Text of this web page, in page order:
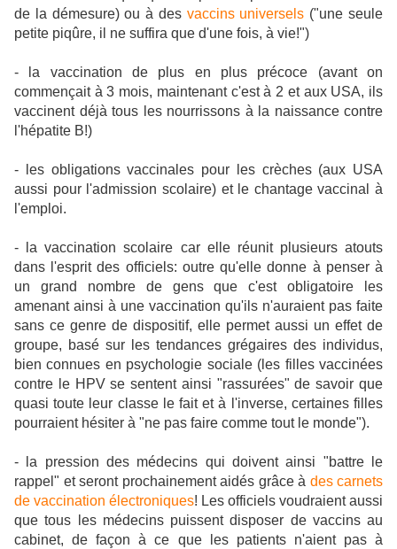
de la démesure) ou à des vaccins universels ("une seule
petite piqûre, il ne suffira que d'une fois, à vie!")
- la vaccination de plus en plus précoce (avant on
commençait à 3 mois, maintenant c'est à 2 et aux USA, ils
vaccinent déjà tous les nourrissons à la naissance contre
l'hépatite B!)
- les obligations vaccinales pour les crèches (aux USA
aussi pour l'admission scolaire) et le chantage vaccinal à
l'emploi.
- la vaccination scolaire car elle réunit plusieurs atouts
dans l'esprit des officiels: outre qu'elle donne à penser à
un grand nombre de gens que c'est obligatoire les
amenant ainsi à une vaccination qu'ils n'auraient pas faite
sans ce genre de dispositif, elle permet aussi un effet de
groupe, basé sur les tendances grégaires des individus,
bien connues en psychologie sociale (les filles vaccinées
contre le HPV se sentent ainsi "rassurées" de savoir que
quasi toute leur classe le fait et à l'inverse, certaines filles
pourraient hésiter à "ne pas faire comme tout le monde").
- la pression des médecins qui doivent ainsi "battre le
rappel" et seront prochainement aidés grâce à des carnets
de vaccination électroniques! Les officiels voudraient aussi
que tous les médecins puissent disposer de vaccins au
cabinet, de façon à ce que les patients n'aient pas à